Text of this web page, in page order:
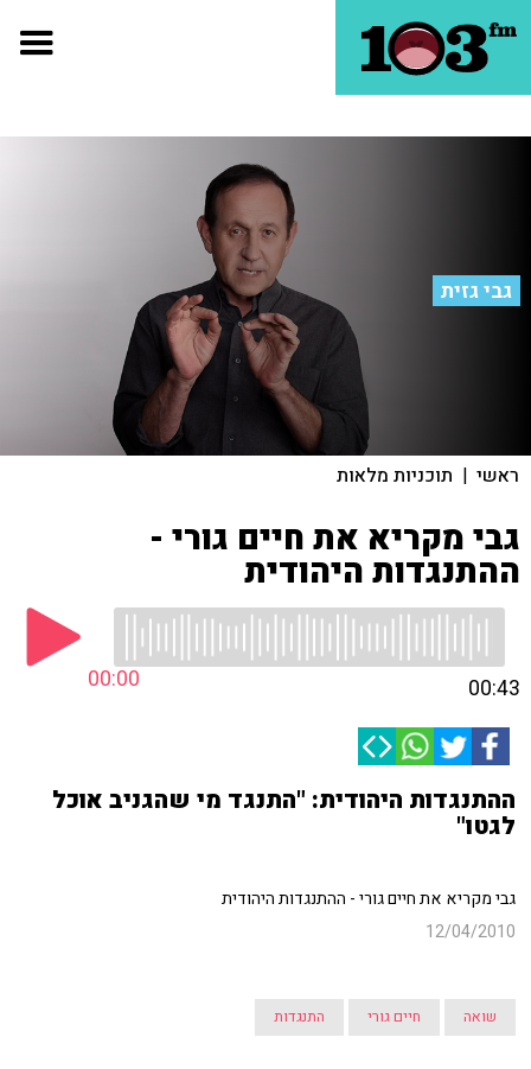
גבי גזית
ראשי | תוכניות מלאות
גבי מקריא את חיים גורי -
ההתנגדות היהודית
00:00 00:43
ההתנגדות היהודית: "התנגד מי שהגניב אוכל
לגטו"
גבי מקריא את חיים גורי - ההתנגדות היהודית
12/04/2010
שואה חיים גורי התנגדות